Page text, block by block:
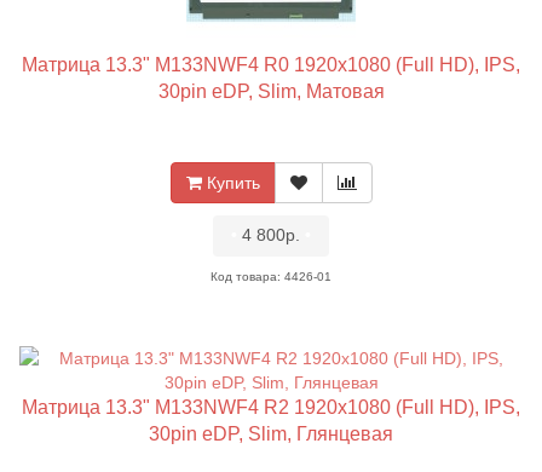
Матрица 13.3" M133NWF4 R0 1920x1080 (Full HD), IPS,
30pin eDP, Slim, Матовая
Купить
4 800р.
Код товара: 4426-01
Матрица 13.3" M133NWF4 R2 1920x1080 (Full HD), IPS,
30pin eDP, Slim, Глянцевая